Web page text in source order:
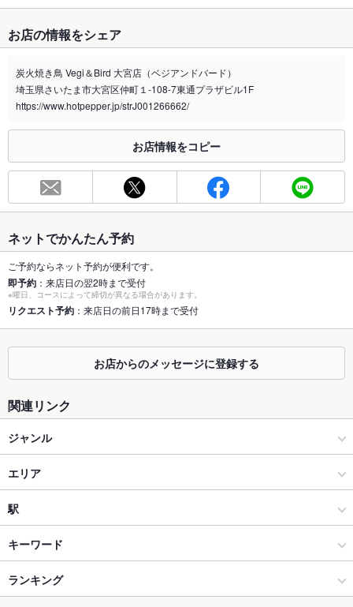
禁煙・喫煙
全席喫煙可
喫煙専用室 なし
合わせください。
お席
15席(カウンター席、テーブル席がございます。)
容人数
個室 なし
座敷 なし
掘りごたつ なし
あり ：7席ございます。お一人でも気軽にお越しください。
貸切
貸切可 ：20名様までのご利用可能です。お気軽にお問い合わせ
設備
Wi-Fi なし
バリアフリ
ー
なし
お店の情報をシェア
炭火焼き鳥 Vegi＆Bird 大宮店（ベジアンドバード）
埼玉県さいたま市大宮区仲町１-108-7東通プラザビル1F
https://www.hotpepper.jp/strJ001266662/
お店情報をコピー
ネットでかんたん予約
ご予約ならネット予約が便利です。
即予約 ：来店日の翌2時まで受付
※曜日、コースによって締切が異なる場合があります。
リクエスト予約 ：来店日の前日17時まで受付
お店からのメッセージに登録する
関連リンク
ジャンル
居酒屋
和風
大宮・さいたま新都心 × 居酒屋
大宮・さいたま新都心 × 和風
エリア
大宮駅
大宮駅 × 居酒屋
大宮駅 × 和風
駅
大宮駅
キーワード
手羽先 お茶漬け
ランキング